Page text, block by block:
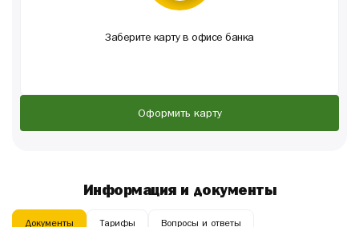
Заберите карту в офисе банка
Оформить карту
Информация и документы
Документы Тарифы Вопросы и ответы